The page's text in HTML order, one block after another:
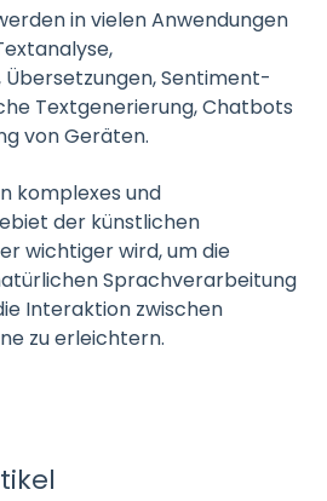
in vielen Anwendungen
Sentiment-
Textgenerierung, Chatbots
von Geräten.
komplexes und
der künstlichen
wichtiger wird, um die
Sprachverarbeitung
Interaktion zwischen
zu erleichtern.